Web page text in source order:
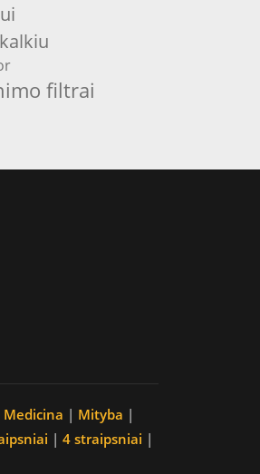
filtrai
Medicina | Mityba |
| 4 straipsniai |